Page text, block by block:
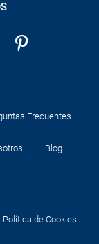
Frecuentes
Blog
Política de Cookies